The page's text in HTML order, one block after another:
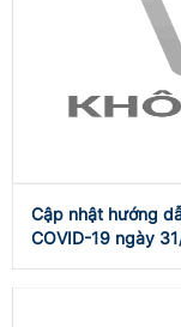
Cập nhật hướng
COVID-19 ngày